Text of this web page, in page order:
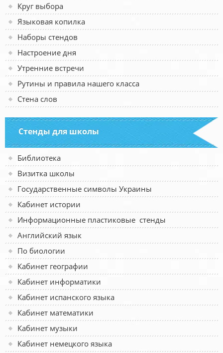
Круг выбора
Языковая копилка
Наборы стендов
Настроение дня
Утренние встречи
Рутины и правила нашего класса
Стена слов
Стенды для школы
Библиотека
Визитка школы
Государственные символы Украины
Кабинет истории
Информационные пластиковые стенды
Английский язык
По биологии
Кабинет географии
Кабинет информатики
Кабинет испанского языка
Кабинет математики
Кабинет музыки
Кабинет немецкого языка